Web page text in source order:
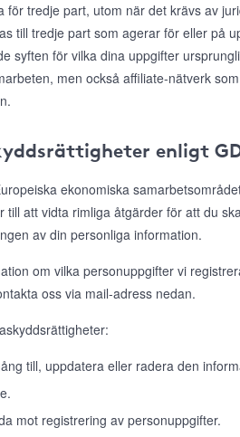
för tredje part, utom när det krävs av
till tredje part som agerar för eller på
syften för vilka dina uppgifter
men också affiliate-nätverk
enligt
ekonomiska
till att vidta rimliga åtgärder för att du
av din personliga information.
om vilka personuppgifter vi
oss via mail-adress nedan.
till, uppdatera eller radera den
mot registrering av personuppgifter.